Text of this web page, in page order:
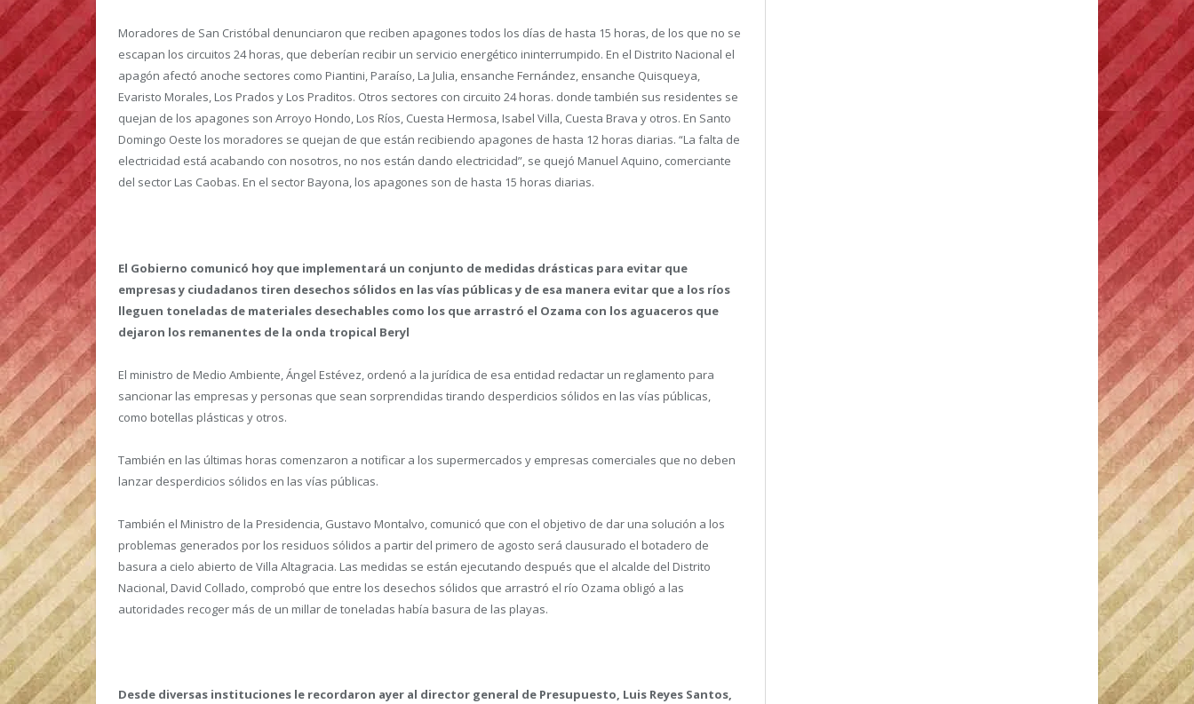
Moradores de San Cristóbal denunciaron que reciben apagones todos los días de hasta 15 horas, de los que no se
escapan los circuitos 24 horas, que deberían recibir un servicio energético ininterrumpido. En el Distrito Nacional el
apagón afectó anoche sectores como Piantini, Paraíso, La Julia, ensanche Fernández, ensanche Quisqueya,
Evaristo Morales, Los Prados y Los Praditos. Otros sectores con circuito 24 horas. donde también sus residentes se
quejan de los apagones son Arroyo Hondo, Los Ríos, Cuesta Hermosa, Isabel Villa, Cuesta Brava y otros. En Santo
Domingo Oeste los moradores se quejan de que están recibiendo apagones de hasta 12 horas diarias. “La falta de
electricidad está acabando con nosotros, no nos están dando electricidad”, se quejó Manuel Aquino, comerciante
del sector Las Caobas. En el sector Bayona, los apagones son de hasta 15 horas diarias.
El Gobierno comunicó hoy que implementará un conjunto de medidas drásticas para evitar que
empresas y ciudadanos tiren desechos sólidos en las vías públicas y de esa manera evitar que a los ríos
lleguen toneladas de materiales desechables como los que arrastró el Ozama con los aguaceros que
dejaron los remanentes de la onda tropical Beryl
El ministro de Medio Ambiente, Ángel Estévez, ordenó a la jurídica de esa entidad redactar un reglamento para
sancionar las empresas y personas que sean sorprendidas tirando desperdicios sólidos en las vías públicas,
como botellas plásticas y otros.
También en las últimas horas comenzaron a notificar a los supermercados y empresas comerciales que no deben
lanzar desperdicios sólidos en las vías públicas.
También el Ministro de la Presidencia, Gustavo Montalvo, comunicó que con el objetivo de dar una solución a los
problemas generados por los residuos sólidos a partir del primero de agosto será clausurado el botadero de
basura a cielo abierto de Villa Altagracia. Las medidas se están ejecutando después que el alcalde del Distrito
Nacional, David Collado, comprobó que entre los desechos sólidos que arrastró el río Ozama obligó a las
autoridades recoger más de un millar de toneladas había basura de las playas.
Desde diversas instituciones le recordaron ayer al director general de Presupuesto, Luis Reyes Santos,